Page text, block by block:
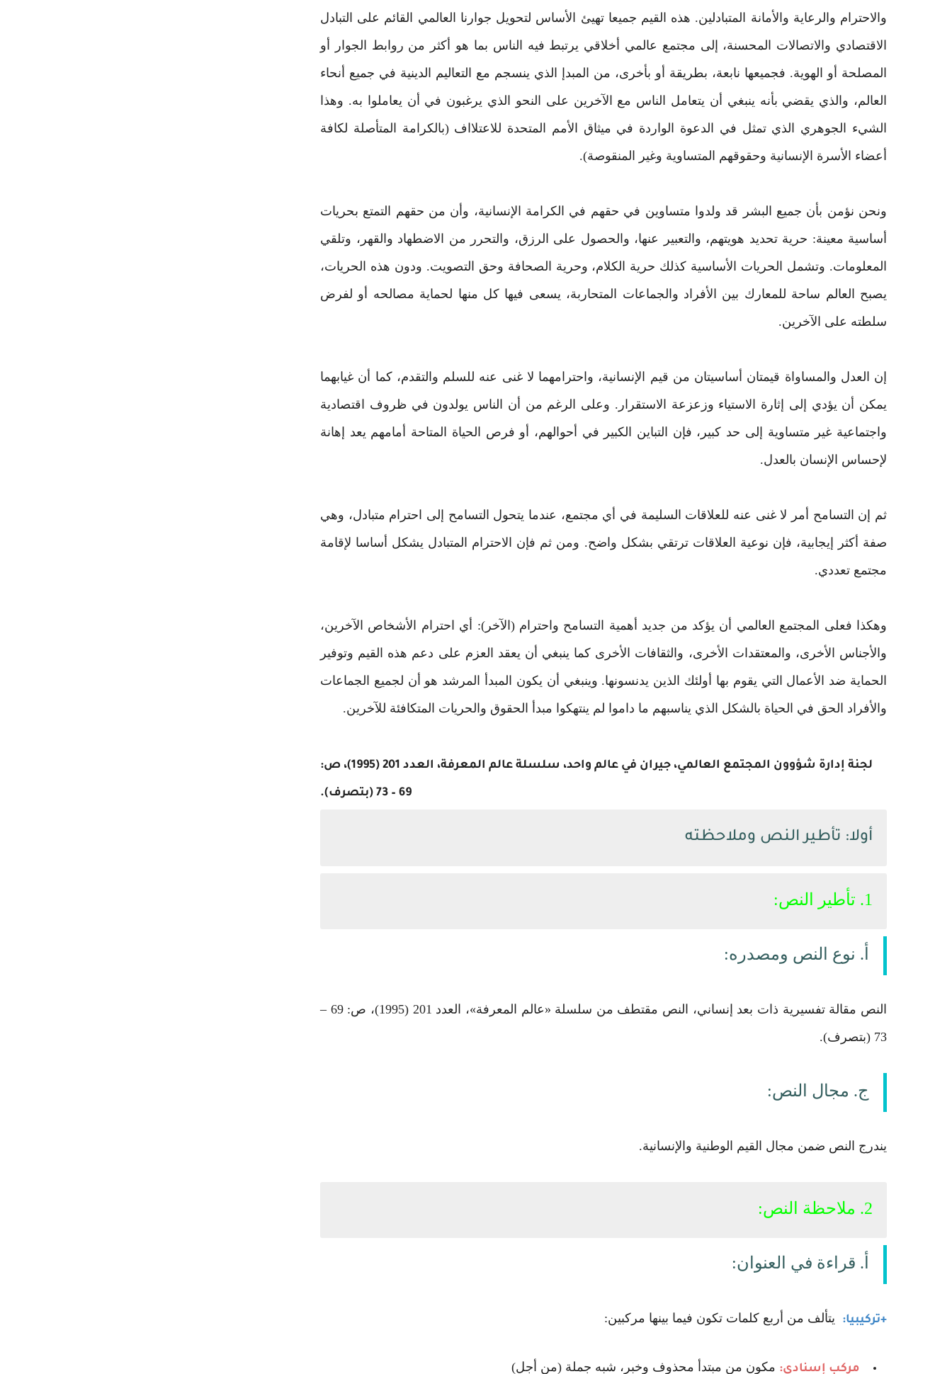
والاحترام والرعاية والأمانة المتبادلين. هذه القيم جميعا تهيئ الأساس لتحويل جوارنا العالمي القائم على التبادل
الاقتصادي والاتصالات المحسنة، إلى مجتمع عالمي أخلاقي يرتبط فيه الناس بما هو أكثر من روابط الجوار أو
المصلحة أو الهوية. فجميعها نابعة، بطريقة أو بأخرى، من المبدإ الذي ينسجم مع التعاليم الدينية في جميع أنحاء
العالم، والذي يقضي بأنه ينبغي أن يتعامل الناس مع الآخرين على النحو الذي يرغبون في أن يعاملوا به. وهذا
الشيء الجوهري الذي تمثل في الدعوة الواردة في ميثاق الأمم المتحدة للاعتلااف (بالكرامة المتأصلة لكافة
أعضاء الأسرة الإنسانية وحقوقهم المتساوية وغير المنقوصة).
ونحن نؤمن بأن جميع البشر قد ولدوا متساوين في حقهم في الكرامة الإنسانية، وأن من حقهم التمتع بحريات
أساسية معينة: حرية تحديد هويتهم، والتعبير عنها، والحصول على الرزق، والتحرر من الاضطهاد والقهر، وتلقي
المعلومات. وتشمل الحريات الأساسية كذلك حرية الكلام، وحرية الصحافة وحق التصويت. ودون هذه الحريات،
يصبح العالم ساحة للمعارك بين الأفراد والجماعات المتحاربة، يسعى فيها كل منها لحماية مصالحه أو لفرض
سلطته على الآخرين.
إن العدل والمساواة قيمتان أساسيتان من قيم الإنسانية، واحترامهما لا غنى عنه للسلم والتقدم، كما أن غيابهما
يمكن أن يؤدي إلى إثارة الاستياء وزعزعة الاستقرار. وعلى الرغم من أن الناس يولدون في ظروف اقتصادية
واجتماعية غير متساوية إلى حد كبير، فإن التباين الكبير في أحوالهم، أو فرص الحياة المتاحة أمامهم يعد إهانة
لإحساس الإنسان بالعدل.
ثم إن التسامح أمر لا غنى عنه للعلاقات السليمة في أي مجتمع، عندما يتحول التسامح إلى احترام متبادل، وهي
صفة أكثر إيجابية، فإن نوعية العلاقات ترتقي بشكل واضح. ومن ثم فإن الاحترام المتبادل يشكل أساسا لإقامة
مجتمع تعددي.
وهكذا فعلى المجتمع العالمي أن يؤكد من جديد أهمية التسامح واحترام (الآخر): أي احترام الأشخاص الآخرين،
والأجناس الأخرى، والمعتقدات الأخرى، والثقافات الأخرى كما ينبغي أن يعقد العزم على دعم هذه القيم وتوفير
الحماية ضد الأعمال التي يقوم بها أولئك الذين يدنسونها. وينبغي أن يكون المبدأ المرشد هو أن لجميع الجماعات
والأفراد الحق في الحياة بالشكل الذي يناسبهم ما داموا لم ينتهكوا مبدأ الحقوق والحريات المتكافئة للآخرين.
لجنة إدارة شؤوون المجتمع العالمي، جيران في عالم واحد، سلسلة عالم المعرفة، العدد 201 (1995)، ص:
69 – 73 (بتصرف).
أولا: تأطير النص وملاحظته
1. تأطير النص:
أ. نوع النص ومصدره:
النص مقالة تفسيرية ذات بعد إنساني، النص مقتطف من سلسلة «عالم المعرفة»، العدد 201 (1995)، ص: 69 –
73 (بتصرف).
ج. مجال النص:
يندرج النص ضمن مجال القيم الوطنية والإنسانية.
2. ملاحظة النص:
أ. قراءة في العنوان:
‌+تركيبيا: يتألف من أربع كلمات تكون فيما بينها مركبين:
مركب إسنادي: مكون من مبتدأ محذوف وخبر، شبه جملة (من أجل)